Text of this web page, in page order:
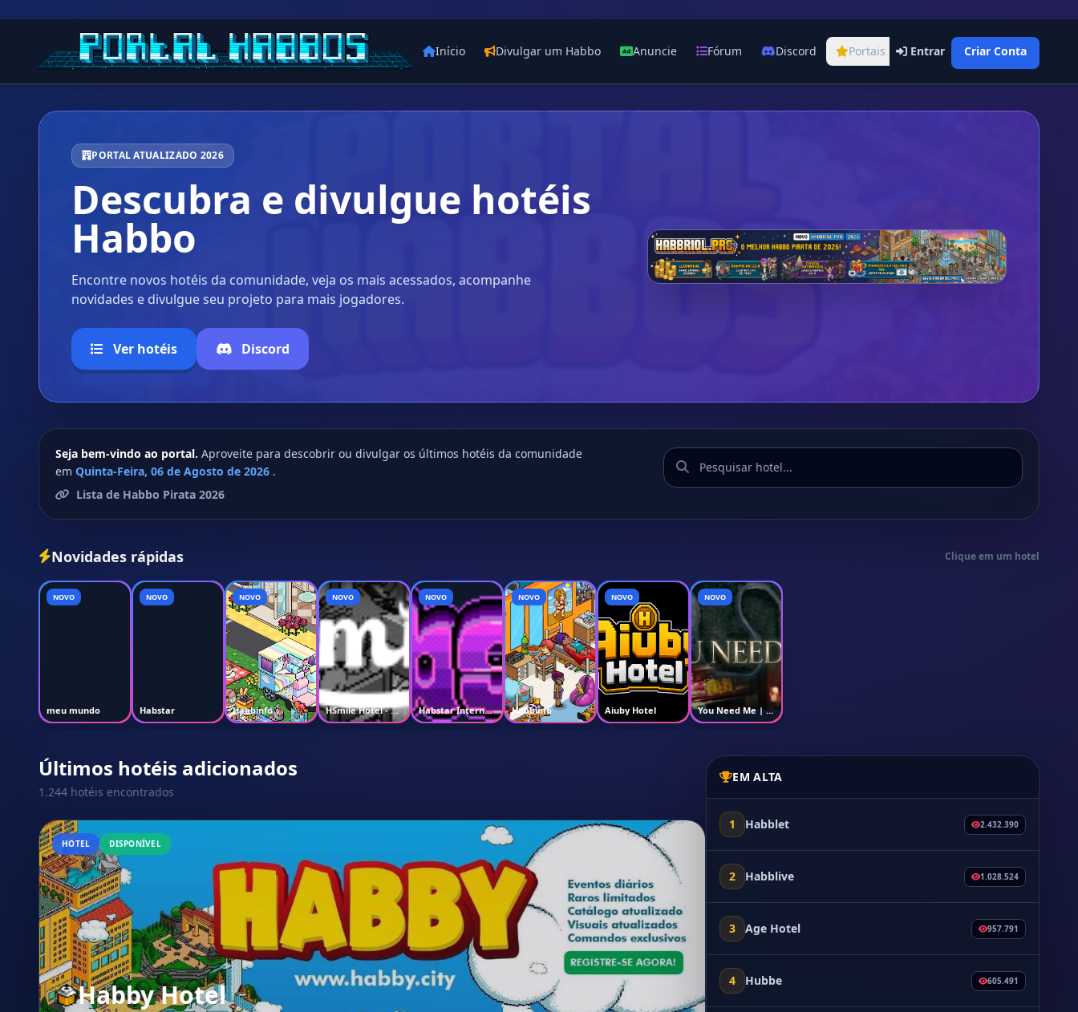
Início Divulgar um Habbo Anuncie Fórum Discord Portais Entrar Criar Conta
PORTAL ATUALIZADO 2026
Descubra e divulgue hotéis
Habbo
Encontre novos hotéis da comunidade, veja os mais acessados, acompanhe
novidades e divulgue seu projeto para mais jogadores.
Ver hotéis Discord
Seja bem-vindo ao portal. Aproveite para descobrir ou divulgar os últimos hotéis da comunidade
em Quinta-Feira, 06 de Agosto de 2026 .
Lista de Habbo Pirata 2026
Novidades rápidas Clique em um hotel
NOVO
meu mundo
NOVO
Habstar
NOVO
Habbinfo
NOVO
HSmile Hotel - WorldWide 2026
NOVO
Habstar Internacional
NOVO
Habbinfo
NOVO
Aiuby Hotel
NOVO
You Need Me | Não é mesmo né? Já acredita agora?
Últimos hotéis adicionados
1.244 hotéis encontrados
HOTEL DISPONÍVEL
Habby Hotel
EM ALTA
1 Habblet 2.432.390
2 Habblive 1.028.524
3 Age Hotel 957.791
4 Hubbe 605.491